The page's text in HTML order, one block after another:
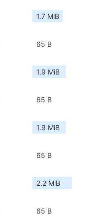
1.7 MiB
65 B
1.9 MiB
65 B
1.9 MiB
65 B
2.2 MiB
65 B